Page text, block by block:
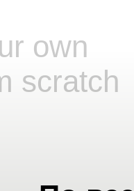
own
scratch